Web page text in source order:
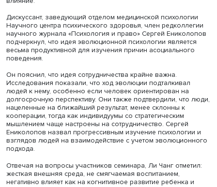
инвестиции родителей в развитие детей. Оно показало,
позитивная атмосфера в семье и значительные
времени и средств в воспитание снижают негативное
жесткой среды на ребенка.
развития мозга, у 2000 подростков, наблюдавшихся в
течение 10 лет, начиная с 2015 года, более тесные
с родителями и доверительная атмосфера в семье
отрицательное влияние внешней среды и сводят его к
минимальному уровню.
Анализ ситуации в 10 странах показал, что прочная
привязанность между детьми и родителями смягчает
воздействие агрессивной внешней среды и повышает
вероятность высокой успеваемости и значительных
жизненных достижений по сравнению со сверстниками,
выросшими в семьях с суровым воспитанием.